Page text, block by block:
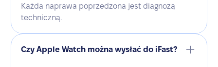
Każda naprawa poprzedzona jest diagnozą
techniczną.
Czy Apple Watch można wysłać do iFast?